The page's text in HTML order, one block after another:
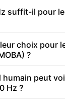
suffit-il pour
choix pour
?
humain peut
Hz ?